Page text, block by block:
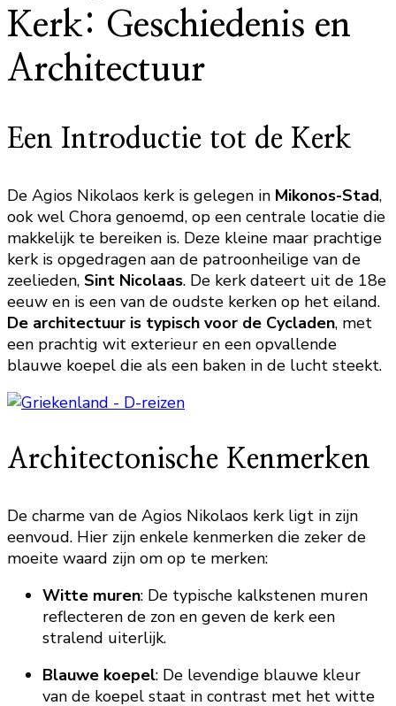
Kerk: Geschiedenis en
Architectuur
Een Introductie tot de Kerk
De Agios Nikolaos kerk is gelegen in Mikonos-Stad,
ook wel Chora genoemd, op een centrale locatie die
makkelijk te bereiken is. Deze kleine maar prachtige
kerk is opgedragen aan de patroonheilige van de
zeelieden, Sint Nicolaas. De kerk dateert uit de 18e
eeuw en is een van de oudste kerken op het eiland.
De architectuur is typisch voor de Cycladen, met
een prachtig wit exterieur en een opvallende
blauwe koepel die als een baken in de lucht steekt.
Architectonische Kenmerken
De charme van de Agios Nikolaos kerk ligt in zijn
eenvoud. Hier zijn enkele kenmerken die zeker de
moeite waard zijn om op te merken:
Witte muren: De typische kalkstenen muren
reflecteren de zon en geven de kerk een
stralend uiterlijk.
Blauwe koepel: De levendige blauwe kleur
van de koepel staat in contrast met het witte